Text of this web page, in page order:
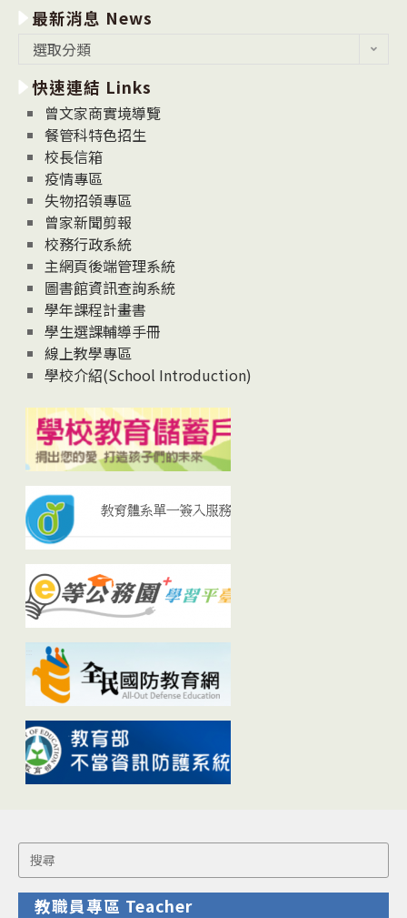
最新消息 News
消
息
News
選取分類
快速連結 Links
曾文家商實境導覽
餐管科特色招生
校長信箱
疫情專區
失物招領專區
曾家新聞剪報
校務行政系統
主網頁後端管理系統
圖書館資訊查詢系統
學年課程計畫書
學生選課輔導手冊
線上教學專區
學校介紹(School Introduction)
Search
for:
教職員專區 Teacher